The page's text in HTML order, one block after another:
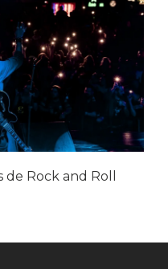
de Rock and Roll